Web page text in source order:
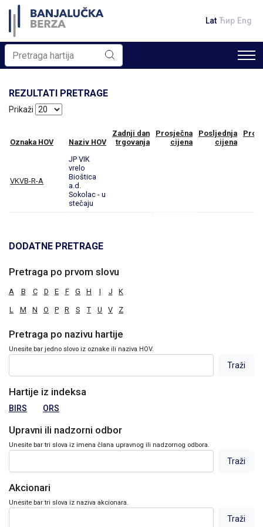
Lat Ћир Eng
REZULTATI PRETRAGE
Prikaži
Oznaka HOV Naziv HOV
Zadnji dan
trgovanja
Prosječna
cijena
Posljednja
cijena
VKVB-R-A
JP VIK
vrelo
Bioštica
a.d.
Sokolac - u
stečaju
DODATNE PRETRAGE
Pretraga po prvom slovu
A B C D E F G H I J K
L M N O P R S T U V Z
Pretraga po nazivu hartije
Unesite bar jedno slovo iz oznake ili naziva HOV.
Hartije iz indeksa
BIRS ORS
Upravni ili nadzorni odbor
Unesite bar tri slova iz imena člana upravnog ili nadzornog odbora.
Akcionari
Unesite bar tri slova iz naziva akcionara.